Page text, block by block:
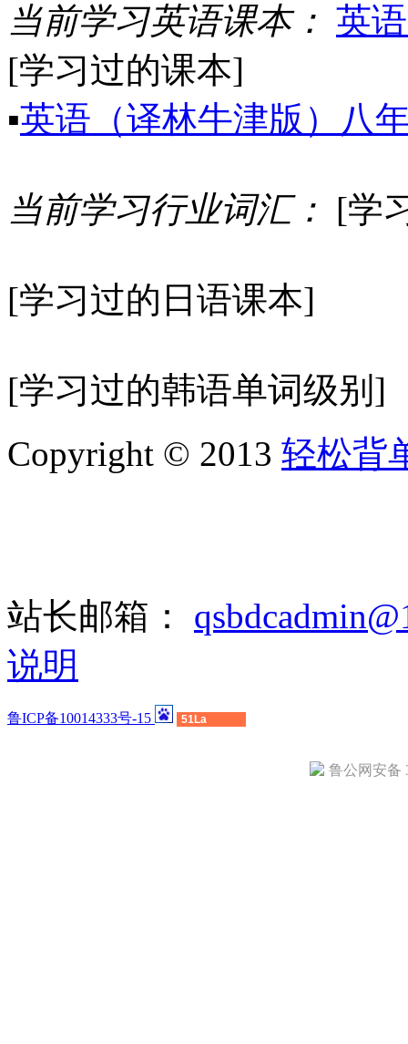
当前学习英语课本： 英
[学习过的课本]
▪英语（译林牛津版）八
当前学习行业词汇： [学
[学习过的日语课本]
[学习过的韩语单词级别]
Copyright © 2013 轻松背
站长邮箱：
说明
鲁ICP备10014333号-15 51La
鲁公网安备